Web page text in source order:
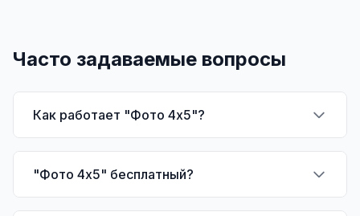
Часто задаваемые вопросы
Как работает "Фото 4х5"?
"Фото 4х5" бесплатный?